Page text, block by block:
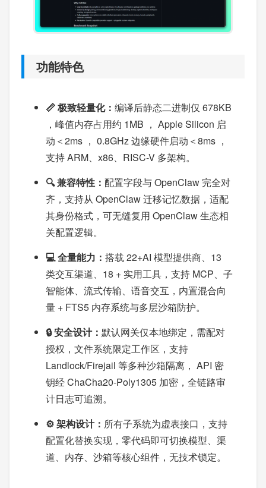
功能特色
📏 极致轻量化： 编译后静态二进制仅 678KB
，峰值内存占用约 1MB ， Apple Silicon 启
动＜2ms ， 0.8GHz 边缘硬件启动＜8ms ，
支持 ARM、x86、RISC-V 多架构。
🔍 兼容特性： 配置字段与 OpenClaw 完全对
齐，支持从 OpenClaw 迁移记忆数据，适配
其身份格式，可无缝复用 OpenClaw 生态相
关配置逻辑。
💻 全量能力： 搭载 22+AI 模型提供商、13
类交互渠道、18 + 实用工具，支持 MCP、子
智能体、流式传输、语音交互，内置混合向
量 + FTS5 内存系统与多层沙箱防护。
🔒 安全设计： 默认网关仅本地绑定，需配对
授权，文件系统限定工作区，支持
Landlock/Firejail 等多种沙箱隔离， API 密
钥经 ChaCha20-Poly1305 加密，全链路审
计日志可追溯。
⚙️ 架构设计： 所有子系统为虚表接口，支持
配置化替换实现，零代码即可切换模型、渠
道、内存、沙箱等核心组件，无技术锁定。